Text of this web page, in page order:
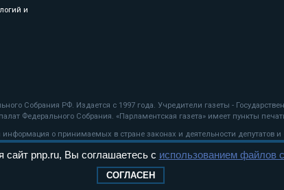
и
Собрания РФ. Издается с 1997 года. Учредители газеты -
Федерального Собрания. «Парламентская газета» имеет пункты
о принимаемых в стране законах и деятельности депутатов
сайт pnp.ru, Вы соглашаетесь с использованием файлов
СОГЛАСЕН